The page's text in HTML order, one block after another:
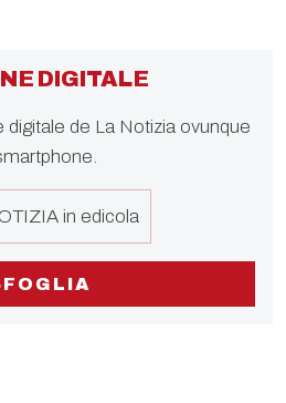
DIGITALE
digitale de La Notizia ovunque